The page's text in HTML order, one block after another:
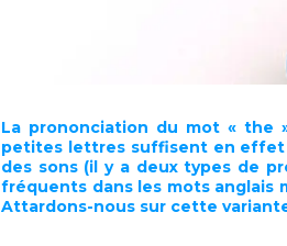
La prononciation du mot « the
petites lettres suffisent en effet
des sons (il y a deux types de
fréquents dans les mots anglais
Attardons-nous sur cette